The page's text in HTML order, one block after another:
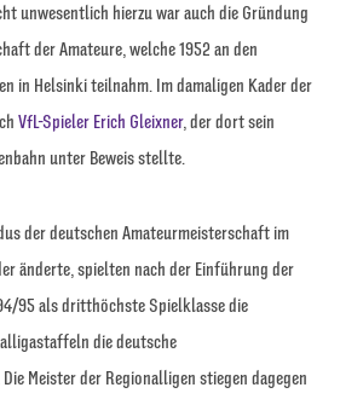
unwesentlich hierzu war auch die Gründung
der Amateure, welche 1952 an den
in Helsinki teilnahm. Im damaligen Kader der
VfL-Spieler Erich Gleixner, der dort sein
unter Beweis stellte.
der deutschen Amateurmeisterschaft im
änderte, spielten nach der Einführung der
95 als dritthöchste Spielklasse die
die deutsche
Meister der Regionalligen stiegen dagegen